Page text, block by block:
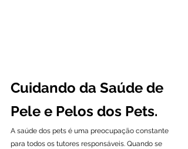
Cuidando da Saúde de
Pele e Pelos dos Pets.
A saúde dos pets é uma preocupação constante
para todos os tutores responsáveis. Quando se